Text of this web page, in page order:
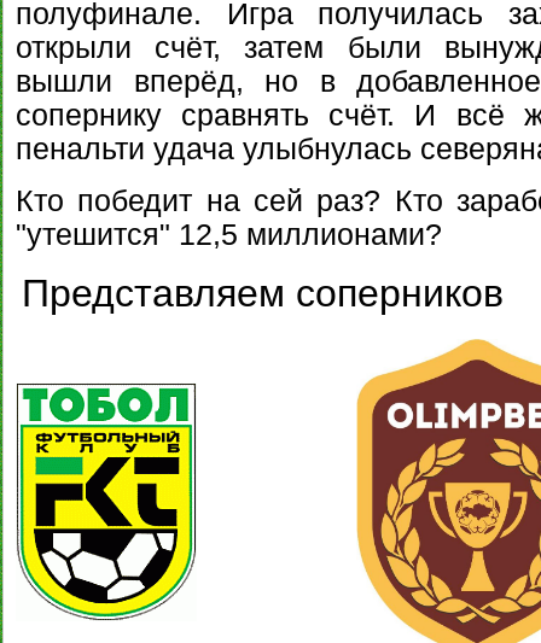
полуфинале. Игра получилась
открыли счёт, затем были
вышли вперёд, но в
сопернику сравнять счёт. И всё
пенальти удача улыбнулась
Кто победит на сей раз? Кто
"утешится" 12,5 миллионами?
Представляем соперников